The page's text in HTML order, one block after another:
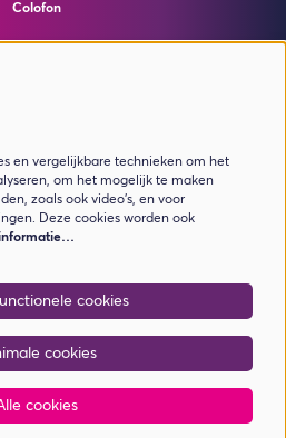
Colofon
voor de nieuwsbrief
gebeurt in overeenstemming met de
en vergelijkbare technieken om het
om het mogelijk te maken
zoals ook video’s, en voor
Deze cookies worden ook
cookies
cookies
cookies